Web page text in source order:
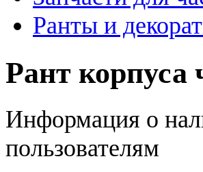
Ранты и
Рант корпуса
Информация о
пользователям